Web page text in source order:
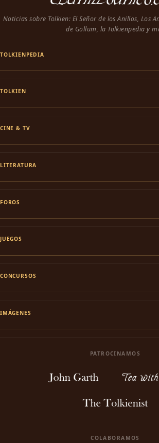
Noticias sobre Tolkien: El Señor de los Anillos, Los
de Gollum, la Tolkienpedia y
TOLKIENPEDIA
TOLKIEN
CINE & TV
LITERATURA
FOROS
JUEGOS
CONCURSOS
IMÁGENES
PATROCINAMOS
COLABORAMOS